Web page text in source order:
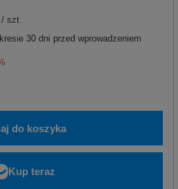
/ szt.
30 dni przed wprowadzeniem
do koszyka